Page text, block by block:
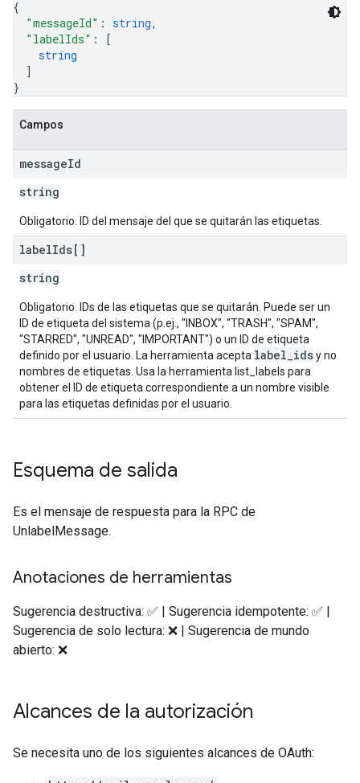
{
"messageId" : string,
"labelIds" :
[
string
]
}
Campos
messageId
string
Obligatorio. ID del mensaje del que se quitarán las etiquetas.
labelIds[]
string
Obligatorio. IDs de las etiquetas que se quitarán. Puede ser un
ID de etiqueta del sistema (p.ej., "INBOX", "TRASH", "SPAM",
"STARRED", "UNREAD", "IMPORTANT") o un ID de etiqueta
definido por el usuario. La herramienta acepta label_idsy no
nombres de etiquetas. Usa la herramienta list_labels para
obtener el ID de etiqueta correspondiente a un nombre visible
para las etiquetas definidas por el usuario.
Esquema de salida
Es el mensaje de respuesta para la RPC de
UnlabelMessage.
Anotaciones de herramientas
Sugerencia destructiva: ✅ | Sugerencia idempotente: ✅ |
Sugerencia de solo lectura: ❌ | Sugerencia de mundo
abierto: ❌
Alcances de la autorización
Se necesita uno de los siguientes alcances de OAuth: